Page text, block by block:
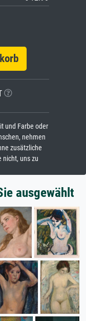
und Farbe oder
nehmen
zusätzliche
nicht, uns zu
ausgewählt